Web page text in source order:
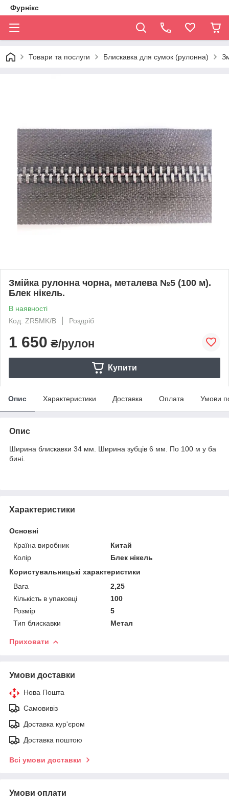
Фурнікс
Товари та послуги Блискавка для сумок (рулонна)
Змійка рулонна чорна, металева №5 (100 м).
Блек нікель.
В наявності
Код: ZR5MK/B
Роздріб
1 650 ₴/рулон
Купити
Опис Характеристики Доставка Оплата Умови
Опис
Ширина блискавки 34 мм. Ширина зубців 6 мм. По 100 м у ба
бині.
Характеристики
Основні
Країна виробник
Китай
Колір
Блек нікель
Користувальницькі характеристики
Вага
2,25
Кількість в упаковці
100
Розмір
5
Тип блискавки
Метал
Приховати
Умови доставки
Нова Пошта
Самовивіз
Доставка кур'єром
Доставка поштою
Всі умови доставки
Умови оплати